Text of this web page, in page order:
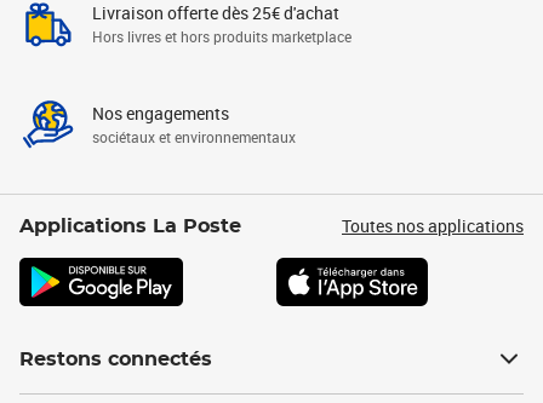
Livraison offerte dès 25€ d'achat
Hors livres et hors produits marketplace
Nos engagements
sociétaux et environnementaux
Applications La Poste Toutes nos applications
Restons connectés